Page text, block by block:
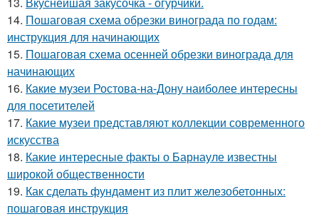
14. Пошаговая схема обрезки винограда по годам:
инструкция для начинающих
15. Пошаговая схема осенней обрезки винограда для
начинающих
16. Какие музеи Ростова-на-Дону наиболее интересны
для посетителей
17. Какие музеи представляют коллекции современного
искусства
18. Какие интересные факты о Барнауле известны
широкой общественности
19. Как сделать фундамент из плит железобетонных:
пошаговая инструкция